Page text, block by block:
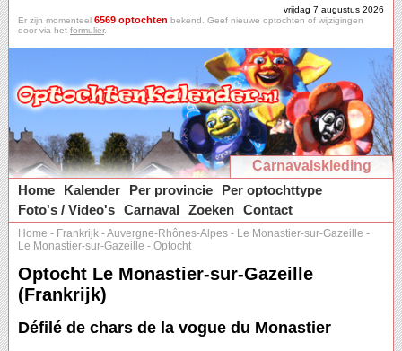
vrijdag 7 augustus 2026
Er zijn momenteel 6569 optochten bekend. Geef nieuwe optochten of wijzigingen
door via het formulier.
Carnavalskleding
Home
Kalender Per provincie
Per optochttype
Foto's / Video's Carnaval Zoeken Contact
Home - Frankrijk -Auvergne-Rhônes-Alpes - Le Monastier-sur-Gazeille -
Le Monastier-sur-Gazeille - Optocht
Optocht Le Monastier-sur-Gazeille
(Frankrijk)
Défilé de chars de la vogue du Monastier